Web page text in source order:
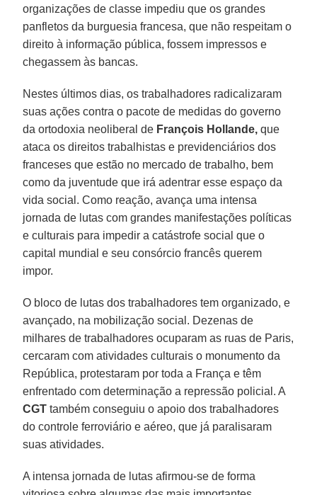
organizações de classe impediu que os grandes
panfletos da burguesia francesa, que não respeitam o
direito à informação pública, fossem impressos e
chegassem às bancas.
Nestes últimos dias, os trabalhadores radicalizaram
suas ações contra o pacote de medidas do governo
da ortodoxia neoliberal de François Hollande, que
ataca os direitos trabalhistas e previdenciários dos
franceses que estão no mercado de trabalho, bem
como da juventude que irá adentrar esse espaço da
vida social. Como reação, avança uma intensa
jornada de lutas com grandes manifestações políticas
e culturais para impedir a catástrofe social que o
capital mundial e seu consórcio francês querem
impor.
O bloco de lutas dos trabalhadores tem organizado, e
avançado, na mobilização social. Dezenas de
milhares de trabalhadores ocuparam as ruas de Paris,
cercaram com atividades culturais o monumento da
República, protestaram por toda a França e têm
enfrentado com determinação a repressão policial. A
CGT também conseguiu o apoio dos trabalhadores
do controle ferroviário e aéreo, que já paralisaram
suas atividades.
A intensa jornada de lutas afirmou-se de forma